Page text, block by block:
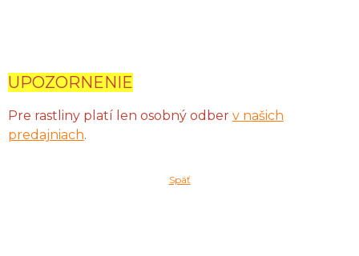
UPOZORNENIE
Pre rastliny platí len osobný odber v našich
predajniach.
Späť